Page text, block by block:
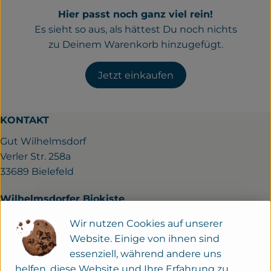
Frisches
Großverpackung
Drogerie
Geplante Kisten
Über uns
Erleben
Hier passt noch ganz viel rein!
Es sieht so aus, als hättest Du noch nichts
zu Deinem Warenkorb hinzugefügt.
Jetzt einkaufen
KONTAKT
Gut Wilhelmsdorf
Verler Str. 258a
33689 Bielefeld
Wilhelmsdorfer Biokiste
Tel.: 05205-950760
Mail:info@gut-wilhelmsdorf.de
Der Hofladen
Wir nutzen Cookies auf unserer
Website. Einige von ihnen sind
essenziell, während andere uns
helfen, diese Website und Ihre Erfahrung zu